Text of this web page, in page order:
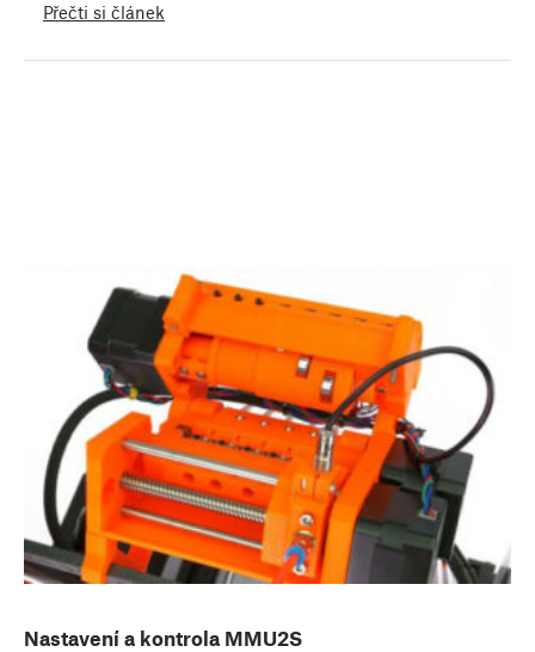
Přečti si článek
Nastavení a kontrola MMU2S